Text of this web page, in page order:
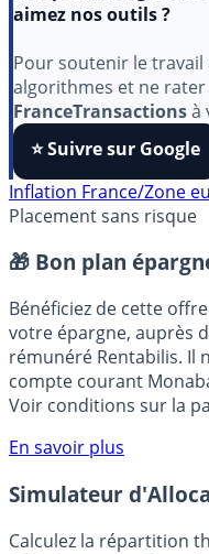
aimez nos outils ?
Pour soutenir le
algorithmes et ne rater
FranceTransactionsà
⭐️ Suivre sur Google
Placement sans risque
🎁 Bon plan
Bénéficiez de cette
votre épargne, auprès
rémunéré Rentabilis. Il
Voir conditions sur la
En savoir plus
Simulateur